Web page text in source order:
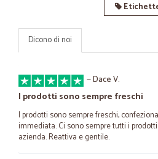
Dicono di noi
—Dace V.
I prodotti sono sempre freschi
I prodotti sono sempre freschi,
immediata. Ci sono sempre tutti i
azienda. Reattiva e gentile.